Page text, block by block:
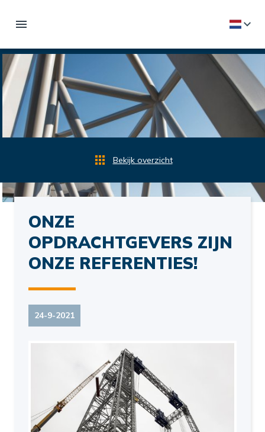
Bekijk overzicht
ONZE
OPDRACHTGEVERS ZIJN
ONZE REFERENTIES!
24-9-2021